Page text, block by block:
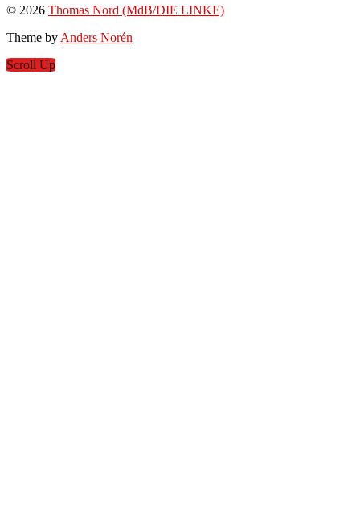
© 2026 Thomas Nord (MdB/DIE LINKE)
Theme by Anders Norén
Scroll Up